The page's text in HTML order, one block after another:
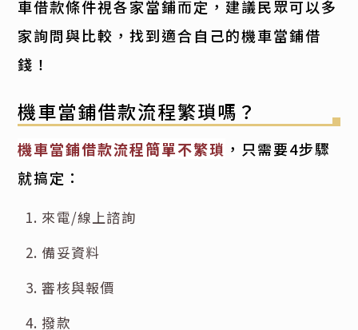
車借款條件視各家當鋪而定，建議民眾可以多
家詢問與比較，找到適合自己的機車當鋪借
錢！
機車當鋪借款流程繁瑣嗎？
機車當鋪借款流程簡單不繁瑣 ，只需要4步驟
就搞定：
來電/線上諮詢
備妥資料
審核與報價
撥款